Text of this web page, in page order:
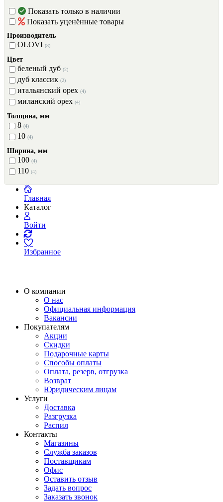
Показать только в наличии
Показать уценённые товары
Производитель
OLOVI (8)
Цвет
беленый дуб (2)
дуб классик (2)
итальянский орех (4)
миланский орех (4)
Толщина, мм
8 (4)
10 (4)
Ширина, мм
100 (4)
110 (4)
Главная
Каталог
Войти
Избранное
О компании
О нас
Официальная информация
Вакансии
Покупателям
Акции
Скидки
Подарочные карты
Способы оплаты
Оплата, резерв, отгрузка
Возврат
Юридическим лицам
Услуги
Доставка
Разгрузка
Распил
Контакты
Магазины
Служба заказов
Поставщикам
Офис
Оставить отзыв
Задать вопрос
Заказать звонок